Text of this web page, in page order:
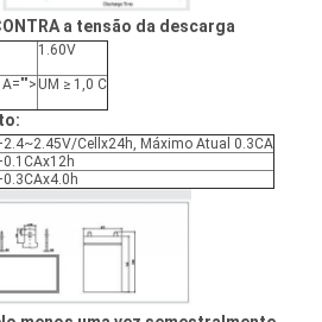
a tensão da descarga
1.60V
UM ≥ 1,0 C
Cellx24h, Máximo Atual 0.3CA